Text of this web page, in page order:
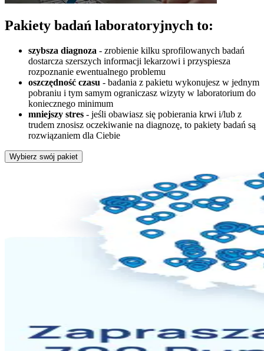
Pakiety badań laboratoryjnych to:
szybsza diagnoza - zrobienie kilku sprofilowanych badań
dostarcza szerszych informacji lekarzowi i przyspiesza
rozpoznanie ewentualnego problemu
oszczędność czasu - badania z pakietu wykonujesz w jednym
pobraniu i tym samym ograniczasz wizyty w laboratorium do
koniecznego minimum
mniejszy stres - jeśli obawiasz się pobierania krwi i/lub z
trudem znosisz oczekiwanie na diagnozę, to pakiety badań są
rozwiązaniem dla Ciebie
Wybierz swój pakiet